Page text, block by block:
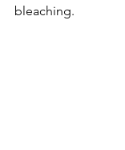
bleaching.